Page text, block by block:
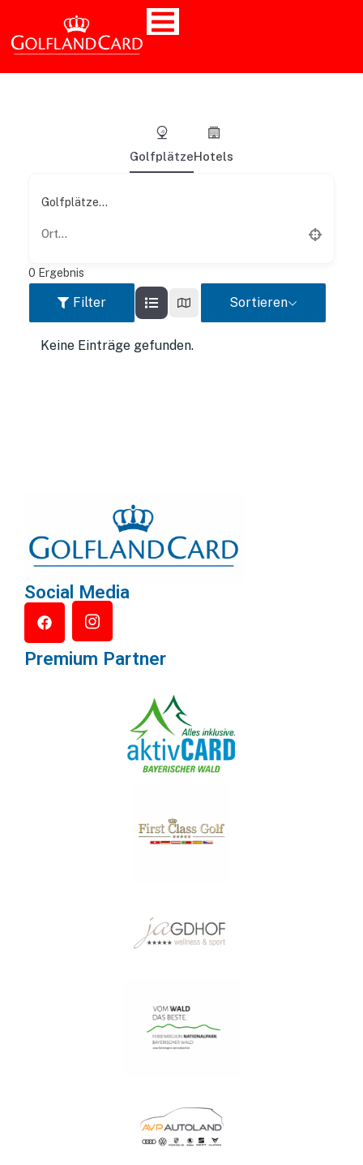
GolfplätzeHotels
Golfplätze...
0 Ergebnis
Filter Sortieren
Keine Einträge gefunden.
Social Media
Premium Partner